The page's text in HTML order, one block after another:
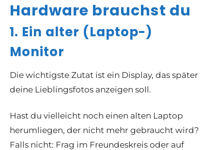
Hardware brauchst du
1. Ein alter (Laptop-)
Monitor
Die wichtigste Zutat ist ein Display, das später
deine Lieblingsfotos anzeigen soll.
Hast du vielleicht noch einen alten Laptop
herumliegen, der nicht mehr gebraucht wird?
Falls nicht: Frag im Freundeskreis oder auf